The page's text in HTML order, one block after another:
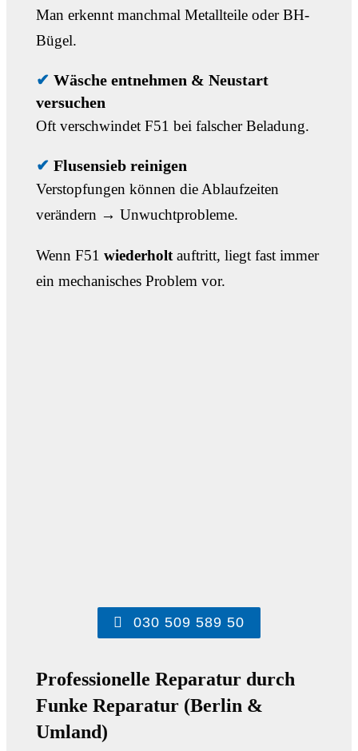
Man erkennt manchmal Metallteile oder BH-
Bügel.
✔ Wäsche entnehmen & Neustart
versuchen
Oft verschwindet F51 bei falscher Beladung.
✔ Flusensieb reinigen
Verstopfungen können die Ablaufzeiten
verändern → Unwuchtprobleme.
Wenn F51wiederholtauftritt, liegt fast immer
ein mechanisches Problem vor.
030 509 589 50
Professionelle Reparatur durch
Funke Reparatur (Berlin &
Umland)